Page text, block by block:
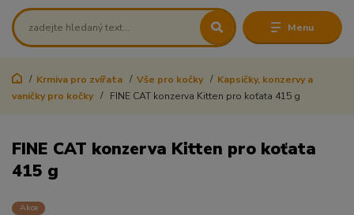
Menu
Krmiva pro zvířata Vše pro kočky
Kapsičky, konzervy a
vaničky pro kočky
FINE CAT konzerva Kitten pro koťata 415 g
FINE CAT konzerva Kitten pro koťata
415 g
Akce